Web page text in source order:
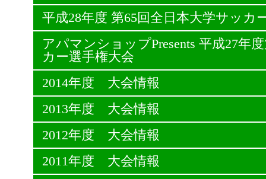
平成28年度 第65回全日本大学サッカ
アパマンショップPresents 平成27年
カー選手権大会
2014年度 大会情報
2013年度 大会情報
2012年度 大会情報
2011年度 大会情報